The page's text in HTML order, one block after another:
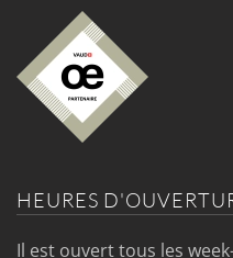
HEURES
Il est ouvert tous les